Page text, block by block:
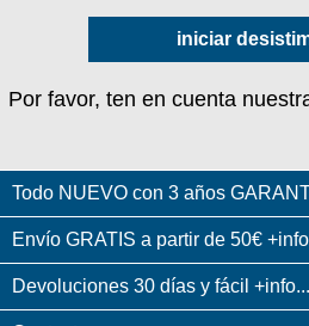
iniciar
Por favor, ten en cuenta
Todo NUEVO con 3 años
Envío GRATIS a partir de 50€
Devoluciones 30 días y fácil +info...